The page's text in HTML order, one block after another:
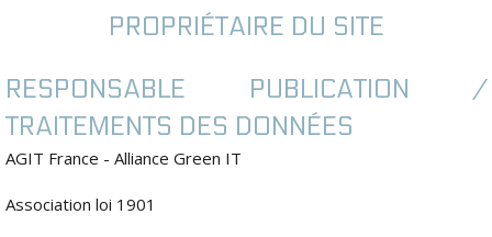
PROPRIÉTAIRE DU SITE
RESPONSABLE PUBLICATION /
TRAITEMENTS DES DONNÉES
AGIT France - Alliance Green IT
Association loi 1901